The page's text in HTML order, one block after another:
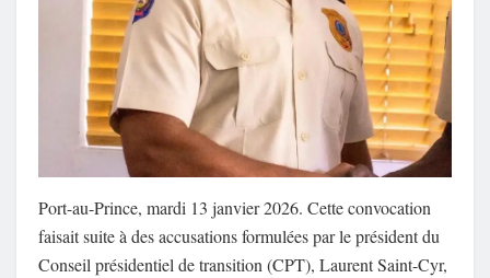
Port-au-Prince, mardi 13 janvier 2026. Cette convocation
faisait suite à des accusations formulées par le président du
Conseil présidentiel de transition (CPT), Laurent Saint-Cyr,